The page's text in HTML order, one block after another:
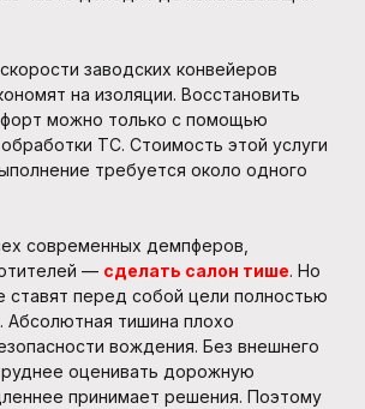
заводских конвейеров
на изоляции. Восстановить
можно только с помощью
ТС. Стоимость этой услуги
требуется около одного
современных демпферов,
— сделать салон тише. Но
ставят перед собой цели полностью
Абсолютная тишина плохо
вождения. Без внешнего
оценивать дорожную
принимает решения. Поэтому